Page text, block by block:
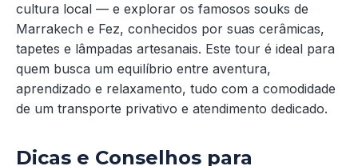
cultura local — e explorar os famosos souks de
Marrakech e Fez, conhecidos por suas cerâmicas,
tapetes e lâmpadas artesanais. Este tour é ideal para
quem busca um equilíbrio entre aventura,
aprendizado e relaxamento, tudo com a comodidade
de um transporte privativo e atendimento dedicado.
Dicas e Conselhos para